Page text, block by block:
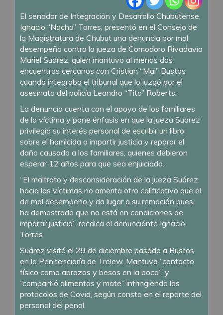
El senador de Integración y Desarrollo Chubutense,
Ignacio “Nacho” Torres, presentó en el Consejo de
la Magistratura de Chubut una denuncia por mal
desempeño contra la jueza de Comodoro Rivadavia
Mariel Suárez, quien mantuvo al menos dos
encuentros cercanos con Cristian “Mai” Bustos
cuando integraba el tribunal que lo juzgó por el
asesinato del policía Leandro “Tito” Roberts.
La denuncia cuenta con el apoyo de los familiares
de la víctima y pone énfasis en que la jueza Suárez
privilegió su interés personal de escribir un libro
sobre el homicida a impartir justicia y reparar el
daño causado a los familiares, quienes debieron
esperar 12 años para que sea enjuiciado.
“El maltrato y desconsideración de la jueza Suárez
hacia las víctimas no amerita otro calificativo que el
de mal desempeño y da lugar a su remoción pues
ha demostrado que no está en condiciones de
impartir justicia”, recalca el denunciante Ignacio
Torres.
Suárez visitó el 29 de diciembre pasado a Bustos
en la Penitenciaría de Trelew. Mantuvo “contacto
físico como abrazos y besos en la boca”, y
“compartió alimentos y mate” infringiendo los
protocolos de Covid, según consta en el reporte del
personal del penal.